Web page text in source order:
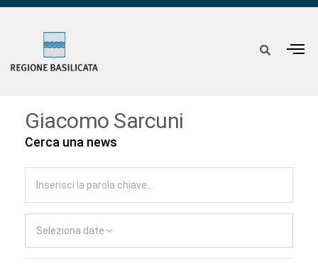
Giacomo Sarcuni
Cerca una news
Seleziona date